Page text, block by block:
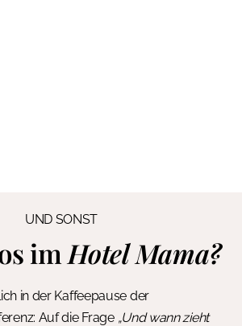
UND SONST
im Hotel Mama?
in der Kaffeepause der
Auf die Frage „Und wann zieht